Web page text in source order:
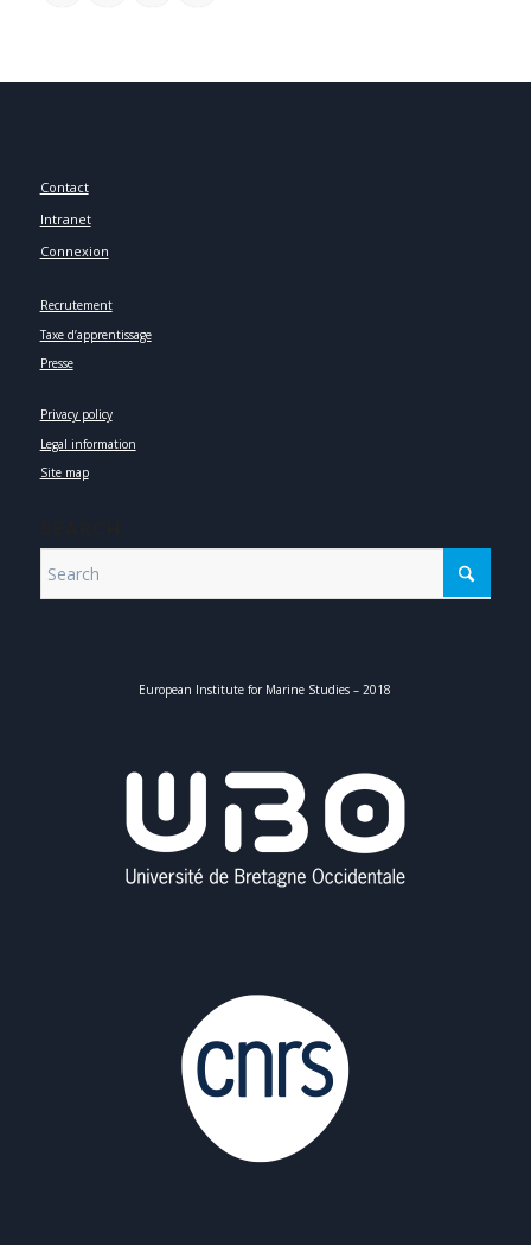
Contact
Intranet
Connexion
Recrutement
Taxe d’apprentissage
Presse
Privacy policy
Legal information
Site map
European Institute for Marine Studies – 2018